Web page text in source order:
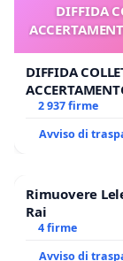
DIFFIDA
DIFFIDA
2 937 firme
Avviso di
Rimuovere
Rai
4 firme
Avviso di